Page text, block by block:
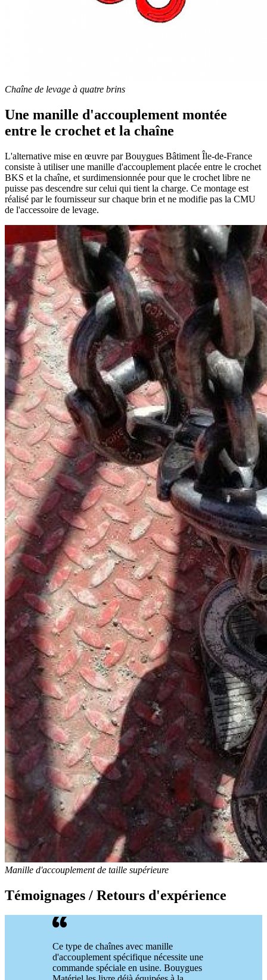
Chaîne de levage à quatre brins
Une manille d'accouplement montée
entre le crochet et la chaîne
L'alternative mise en œuvre par Bouygues Bâtiment Île-de-France
consiste à utiliser une manille d'accouplement placée entre le crochet
BKS et la chaîne, et surdimensionnée pour que le crochet libre ne
puisse pas descendre sur celui qui tient la charge. Ce montage est
réalisé par le fournisseur sur chaque brin et ne modifie pas la CMU
de l'accessoire de levage.
Manille d'accouplement de taille supérieure
Témoignages / Retours d'expérience
Ce type de chaînes avec manille
d'accouplement spécifique nécessite une
commande spéciale en usine. Bouygues